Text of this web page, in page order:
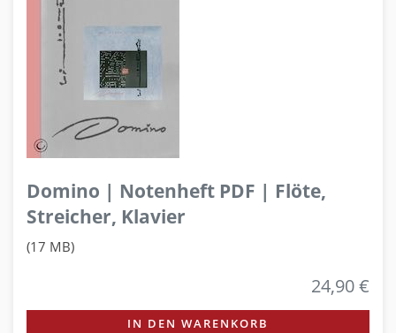
Domino | Notenheft PDF | Flöte,
Streicher, Klavier
(17 MB)
24,90 €
IN DEN WARENKORB